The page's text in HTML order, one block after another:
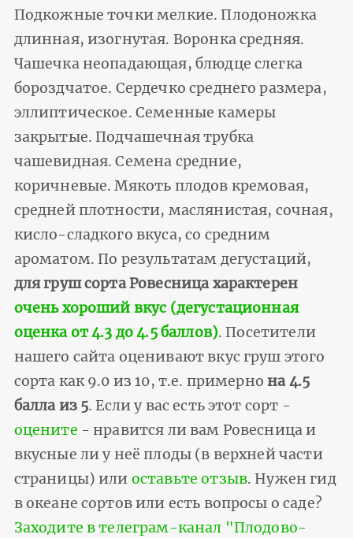
Подкожные точки мелкие. Плодоножка
длинная, изогнутая. Воронка средняя.
Чашечка неопадающая, блюдце слегка
бороздчатое. Сердечко среднего размера,
эллиптическое. Семенные камеры
закрытые. Подчашечная трубка
чашевидная. Семена средние,
коричневые. Мякоть плодов кремовая,
средней плотности, маслянистая, сочная,
кисло-сладкого вкуса, со средним
ароматом. По результатам дегустаций,
для груш сорта Ровесница характерен
очень хороший вкус (дегустационная
оценка от 4.3 до 4.5 баллов). Посетители
нашего сайта оценивают вкус груш этого
сорта как 9.0 из 10, т.е. примерно на 4.5
балла из 5. Если у вас есть этот сорт -
оцените - нравится ли вам Ровесница и
вкусные ли у неё плоды (в верхней части
страницы) или оставьте отзыв. Нужен гид
в океане сортов или есть вопросы о саде?
Заходите в телеграм-канал "Плодово-